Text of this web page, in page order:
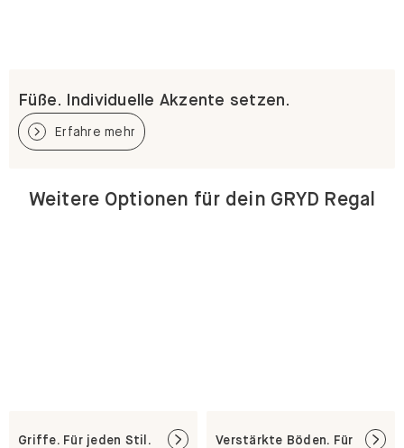
Füße. Individuelle Akzente setzen.
Erfahre mehr
Weitere Optionen für dein GRYD Regal
Griffe. Für jeden Stil.
Verstärkte Böden. Für